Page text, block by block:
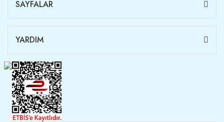
SAYFALAR
YARDIM